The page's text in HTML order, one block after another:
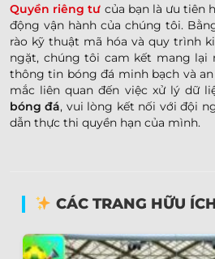
Quyền riêng tư của bạn là ưu tiên
động vận hành của chúng tôi.
rào kỹ thuật mã hóa và quy trình
ngặt, chúng tôi cam kết mang
thông tin bóng đá minh bạch và
mắc liên quan đến việc xử lý dữ
bóng đá, vui lòng kết nối với đội
dẫn thực thi quyền hạn của mình.
CÁC TRANG HỮU